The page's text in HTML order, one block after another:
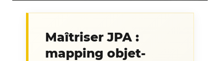
Maîtriser JPA :
mapping objet-